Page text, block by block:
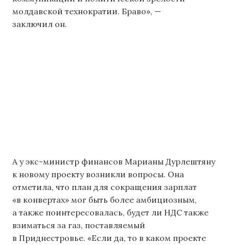
молдавской технократии. Браво», —
заключил он.
А у экс-министр финансов Марианы Дурлештяну
к новому проекту возникли вопросы. Она
отметила, что план для сокращения зарплат
«в конвертах» мог быть более амбициозным,
а также поинтересовалась, будет ли НДС также
взиматься за газ, поставляемый
в Приднестровье. «Если да, то в каком проекте